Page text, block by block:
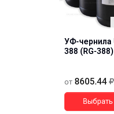
УФ-чернила
388 (RG-388)
от 8605.44
Выбрать